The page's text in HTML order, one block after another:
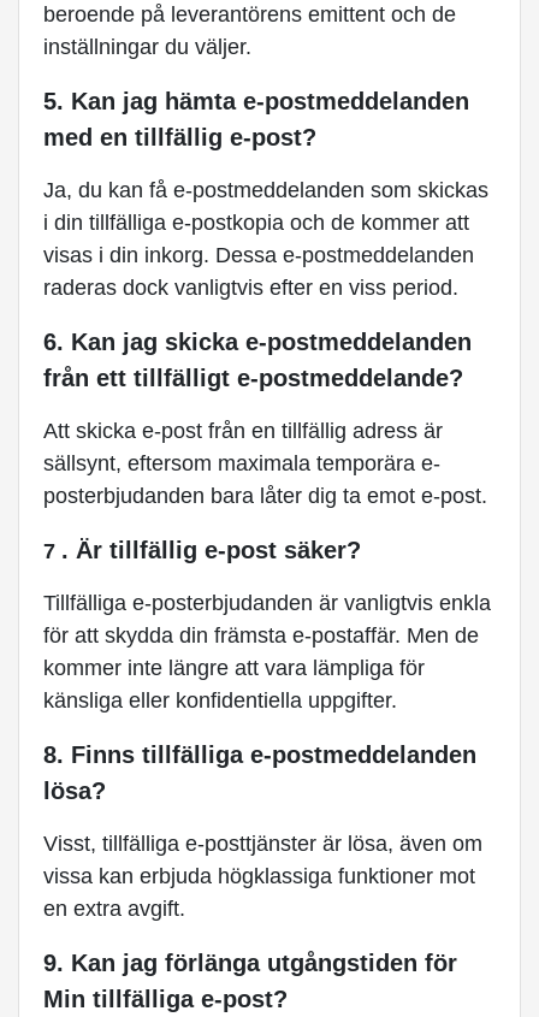
beroende på leverantörens emittent och de
inställningar du väljer.
5. Kan jag hämta e-postmeddelanden
med en tillfällig e-post?
Ja, du kan få e-postmeddelanden som skickas
i din tillfälliga e-postkopia och de kommer att
visas i din inkorg. Dessa e-postmeddelanden
raderas dock vanligtvis efter en viss period.
6. Kan jag skicka e-postmeddelanden
från ett tillfälligt e-postmeddelande?
Att skicka e-post från en tillfällig adress är
sällsynt, eftersom maximala temporära e-
posterbjudanden bara låter dig ta emot e-post.
7 . Är tillfällig e-post säker?
Tillfälliga e-posterbjudanden är vanligtvis enkla
för att skydda din främsta e-postaffär. Men de
kommer inte längre att vara lämpliga för
känsliga eller konfidentiella uppgifter.
8. Finns tillfälliga e-postmeddelanden
lösa?
Visst, tillfälliga e-posttjänster är lösa, även om
vissa kan erbjuda högklassiga funktioner mot
en extra avgift.
9. Kan jag förlänga utgångstiden för
Min tillfälliga e-post?